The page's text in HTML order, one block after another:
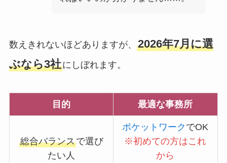
数えきれないほどありますが、 2026年7月に選
ぶなら3社にしぼれます。
目的 最適な事務所
総合バランスで選び
たい人
ポケットワーク でOK
※初めての方はこれ
から